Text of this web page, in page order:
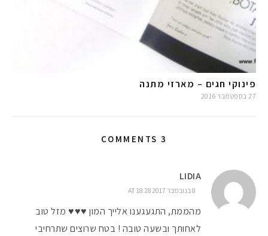
פינוקי חגים – מארזי מתנה
27 בספטמבר 2016
3 COMMENTS
LIDIA
8 בנובמבר 2017 AT 18:28
מהממת, התגעגענו אלייך המון ♥♥♥ מזל טוב
לאחותך ובשעה טובה ! בטח שרוצים שתרחיבי